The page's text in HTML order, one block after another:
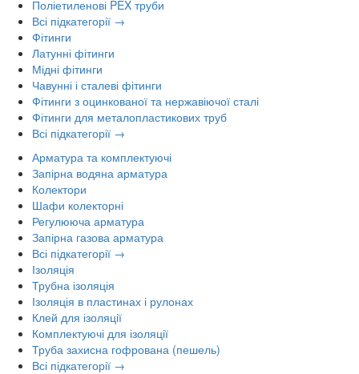
Поліетиленові PEX труби
Всі підкатегорії →
Фітинги
Латунні фітинги
Мідні фітинги
Чавунні і сталеві фітинги
Фітинги з оцинкованої та нержавіючої сталі
Фітинги для металопластикових труб
Всі підкатегорії →
Арматура та комплектуючі
Запірна водяна арматура
Колектори
Шафи колекторні
Регулююча арматура
Запірна газова арматура
Всі підкатегорії →
Ізоляція
Трубна ізоляція
Ізоляція в пластинах і рулонах
Клей для ізоляції
Комплектуючі для ізоляції
Труба захисна гофрована (пешель)
Всі підкатегорії →